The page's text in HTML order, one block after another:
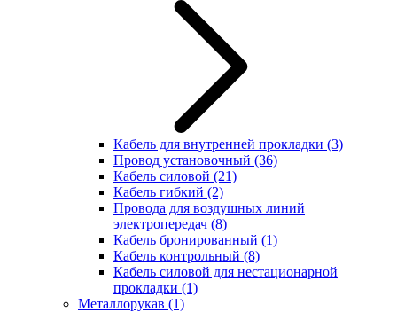
Кабель для внутренней прокладки (3)
Провод установочный (36)
Кабель силовой (21)
Кабель гибкий (2)
Провода для воздушных линий
электропередач (8)
Кабель бронированный (1)
Кабель контрольный (8)
Кабель силовой для нестационарной
прокладки (1)
Металлорукав (1)